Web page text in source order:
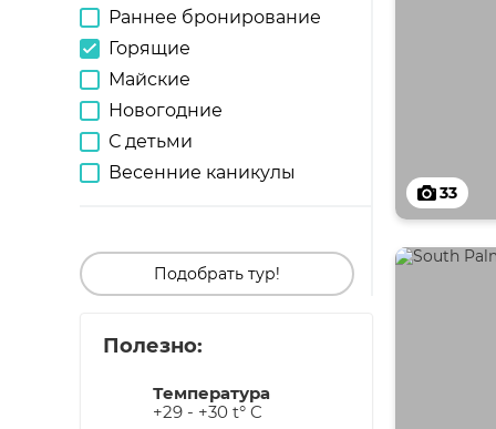
Раннее бронирование
Горящие
Майские
Новогодние
С детьми
Весенние каникулы
Подобрать тур!
Полезно:
Температура
+29 - +30 t° C
33